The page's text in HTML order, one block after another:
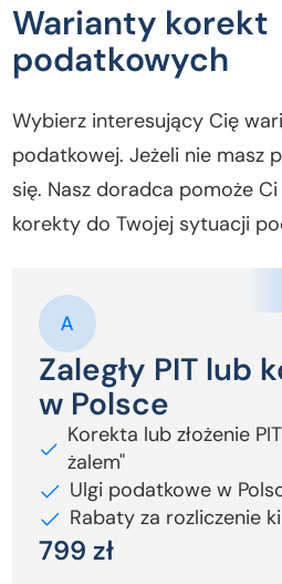
Warianty korekt
podatkowych
Wybierz interesujący Cię
podatkowej. Jeżeli nie masz
się. Nasz doradca pomoże
korekty do Twojej sytuacji
Zaległy PIT lub
w Polsce
Korekta lub złożenie
żalem"
Ulgi podatkowe w
Rabaty za rozliczenie
799 zł